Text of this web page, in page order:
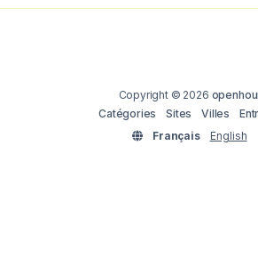
Copyright © 2026
Catégories
Sites Villes
Français
English